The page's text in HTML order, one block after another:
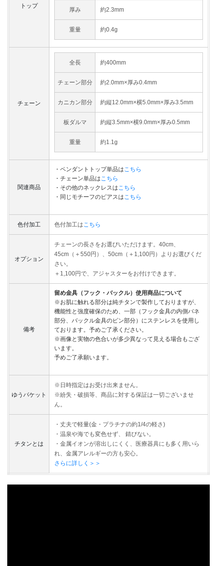
トップ
厚み 約2.3mm
重量 約0.4g
チェーン
全長 約400mm
チェーン部分 約2.0mm×厚み0.4mm
カニカン部分 約縦12.0mm×横5.0mm×厚み3.5mm
板ダルマ 約縦3.5mm×横9.0mm×厚み0.5mm
重量 約1.1g
関連商品
・ペンダントトップ単品は こちら
・チェーン単品は こちら
・その他のネックレスは こちら
・同じモチーフのピアスは こちら
色付加工 色付加工は こちら
オプション
チェーンの長さをお選びいただけます。40cm、
45cm（＋550円）、50cm（＋1,100円）よりお選びくだ
さい。
＋1,100円で、アジャスターをお付けできます。
備考
留め金具（フック・バックル）使用商品について
※お肌に触れる部分は純チタンで製作しておりますが、
機能性と強度確保のため、一部（フック金具の内側バネ
部分、バックル金具のピン部分）にステンレスを使用し
ております。予めご了承ください。
※画像と実物の色合いが多少異なって見える場合もござ
います。
予めご了承願います。
ゆうパケット
※日時指定はお受け出来ません。
※紛失・破損等、商品に対する保証は一切ございませ
ん。
チタンとは
・丈夫で軽量(金・プラチナの約1/4の軽さ)
・温泉や海でも変色せず、 錆びない。
・金属イオンが溶出しにくく、医療器具にも多く用いら
れ、金属アレルギーの方も安心。
さらに詳しく＞＞